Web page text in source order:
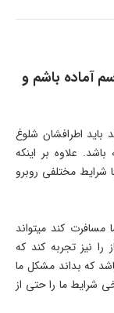
آماده باشم و
باید اطرافشان شلوغ
علاوه بر اینکه
شرایط مختلفی روبرو
مسافرت کند میتواند
نیز تجربه کند که
که بداند مشکل ما
شرایط ما را حتی از